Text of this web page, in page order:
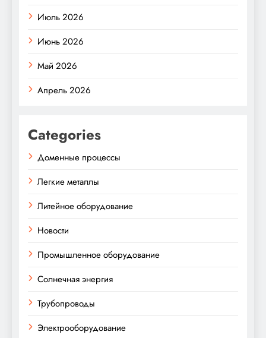
Июль 2026
Июнь 2026
Май 2026
Апрель 2026
Categories
Доменные процессы
Легкие металлы
Литейное оборудование
Новости
Промышленное оборудование
Солнечная энергия
Трубопроводы
Электрооборудование